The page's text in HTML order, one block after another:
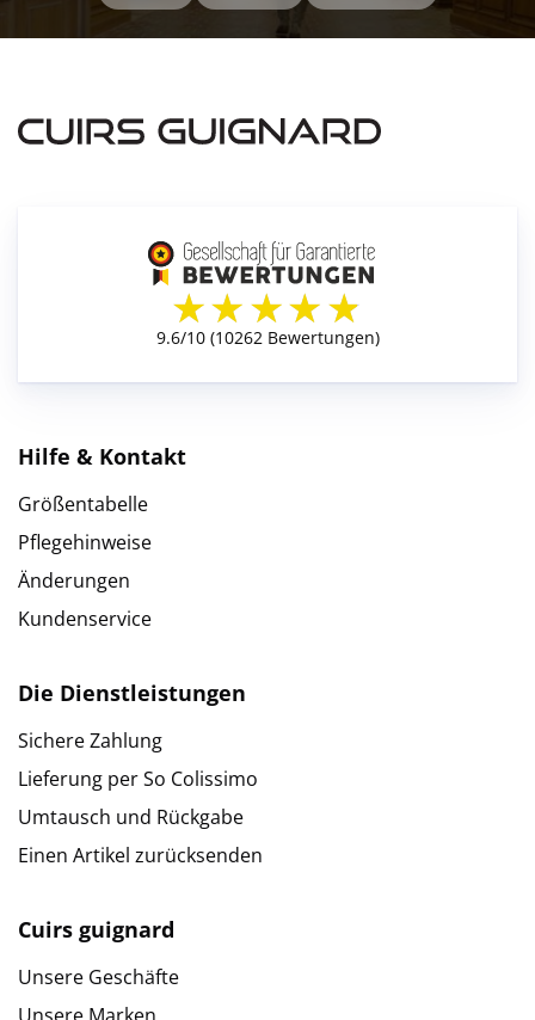
Hilfe & Kontakt
Größentabelle
Pflegehinweise
Änderungen
Kundenservice
Die Dienstleistungen
Sichere Zahlung
Lieferung per So Colissimo
Umtausch und Rückgabe
Einen Artikel zurücksenden
Cuirs guignard
Unsere Geschäfte